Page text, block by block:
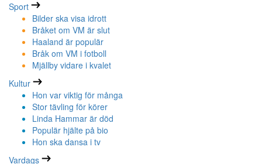
Sport
Bilder ska visa idrott
Bråket om VM är slut
Haaland är populär
Bråk om VM i fotboll
Mjällby vidare i kvalet
Kultur
Hon var viktig för många
Stor tävling för körer
Linda Hammar är död
Populär hjälte på bio
Hon ska dansa i tv
Vardags